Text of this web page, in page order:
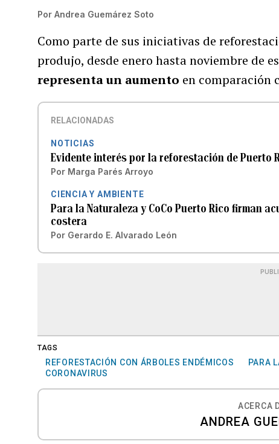
Por Andrea Guemárez Soto
Como parte de sus iniciativas de
produjo, desde enero hasta noviembre de
representa un aumento en comparación
RELACIONADAS
NOTICIAS
Evidente interés por la reforestación de Puerto
Por Marga Parés Arroyo
CIENCIA Y AMBIENTE
Para la Naturaleza y CoCo Puerto Rico firman
costera
Por Gerardo E. Alvarado León
TAGS
REFORESTACIÓN CON ÁRBOLES ENDÉMICOS PARA
CORONAVIRUS
ACERCA
ANDREA